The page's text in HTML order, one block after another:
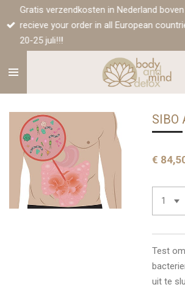
direct
naar
hoofdinhoud
Gratis verzendkosten in Nederland
recieve your order in all European
20-25 juli!!!
SIBO
€
Test
uit te